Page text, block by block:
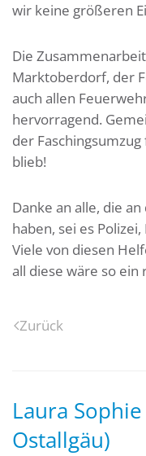
wir keine größeren
Die
Marktoberdorf, der
auch allen
hervorragend.
der
blieb!
Danke an alle, die
haben, sei es
Viele von diesen
all diese wäre so ein
Zurück
Laura
Ostallgäu)